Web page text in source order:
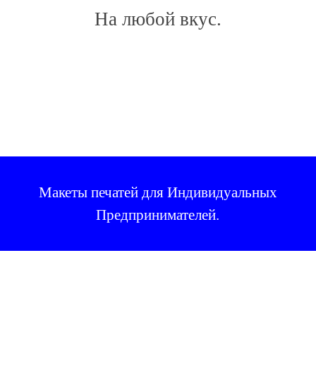
На любой вкус.
Макеты печатей для Индивидуальных
Предпринимателей.